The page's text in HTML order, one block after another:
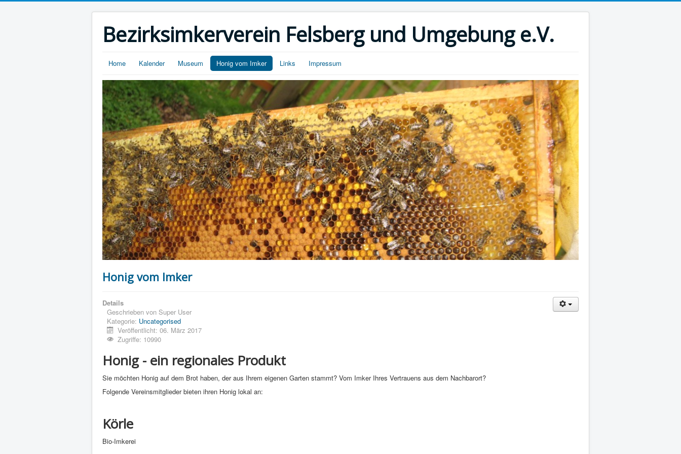
Bezirksimkerverein Felsberg und Umgebung e.V.
Home Kalender Museum Honig vom Imker Links Impressum
Honig vom Imker
Details
Geschrieben von Super User
Kategorie: Uncategorised
Veröffentlicht: 06. März 2017
Zugriffe: 10990
Honig - ein regionales Produkt
Sie möchten Honig auf dem Brot haben, der aus Ihrem eigenen Garten stammt? Vom Imker Ihres Vertrauens aus dem Nachbarort?
Folgende Vereinsmitglieder bieten ihren Honig lokal an:
Körle
Bio-Imkerei